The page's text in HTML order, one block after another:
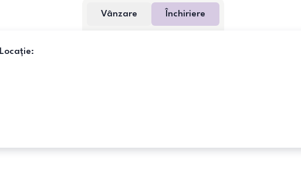
Vânzare Închiriere
Locație: